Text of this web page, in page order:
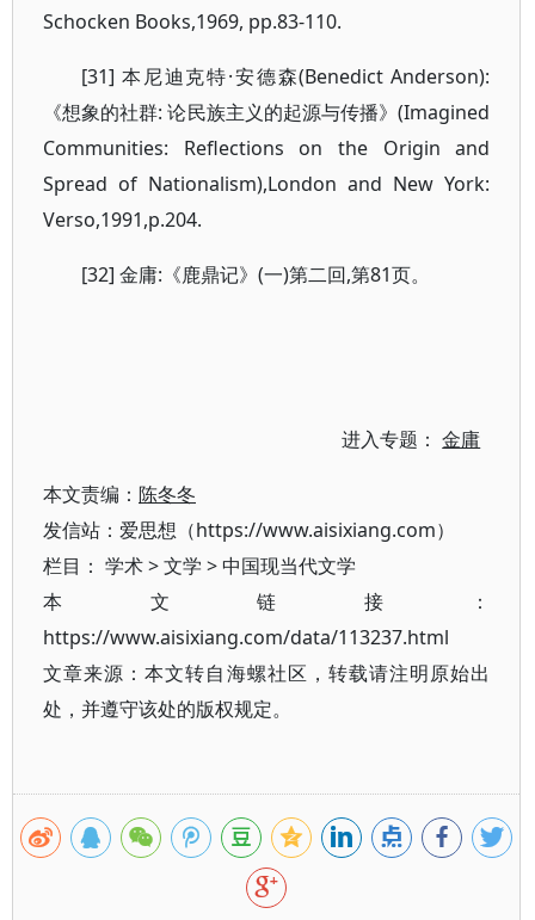
Schocken Books,1969, pp.83-110.
[31] 本尼迪克特·安德森(Benedict Anderson):
《想象的社群: 论民族主义的起源与传播》(Imagined
Communities: Reflections on the Origin and
Spread of Nationalism),London and New York:
Verso,1991,p.204.
[32] 金庸:《鹿鼎记》(一)第二回,第81页。
进入专题：金庸
本文责编： 陈冬冬
发信站：爱思想（https://www.aisixiang.com）
栏目： 学术>文学 >中国现当代文学
本文链接：
https://www.aisixiang.com/data/113237.html
文章来源：本文转自海螺社区，转载请注明原始出
处，并遵守该处的版权规定。